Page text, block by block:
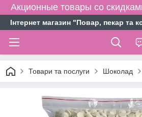
Акционные товары со
Інтернет магазин "Повар, пекар та
Товари та послуги Шоколад